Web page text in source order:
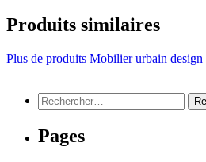
Produits similaires
Plus de produits Mobilier urbain design
Rechercher :
Pages